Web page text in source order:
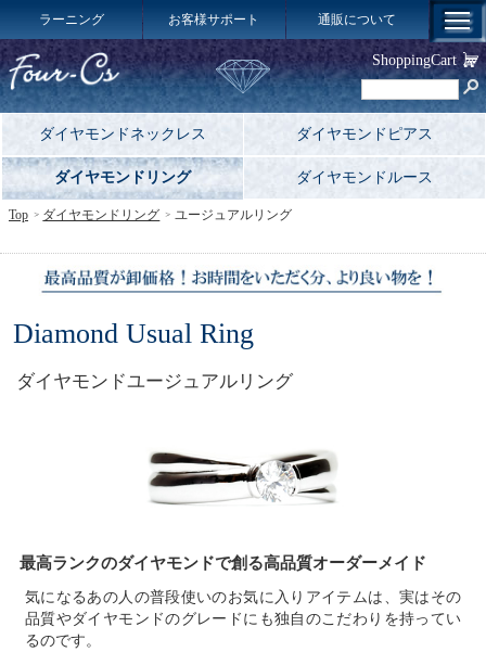
ラーニング お客様サポート 通販について
ダイヤモンドネックレス ダイヤモンドピアス
ダイヤモンドリング ダイヤモンドルース
Diamond Usual Ring
ダイヤモンドユージュアルリング
最高ランクのダイヤモンドで創る高品質オーダーメイド
気になるあの人の普段使いのお気に入りアイテムは、実はその
品質やダイヤモンドのグレードにも独自のこだわりを持ってい
るのです。
Top ダイヤモンドリング ユージュアルリング
ShoppingCart